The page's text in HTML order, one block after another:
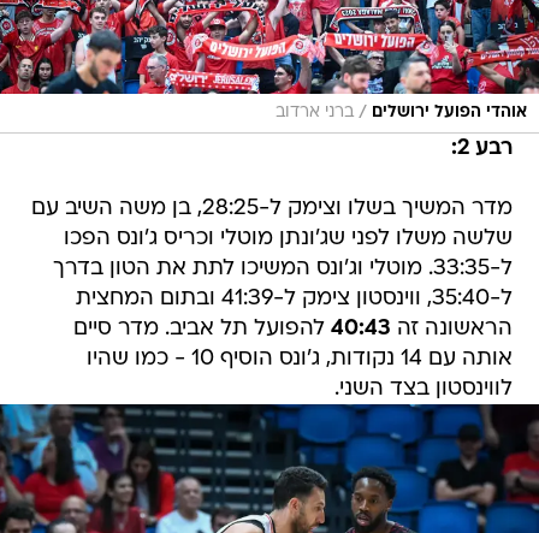
אוהדי הפועל ירושלים / ברני ארדוב
רבע 2:
מדר המשיך בשלו וצימק ל-28:25, בן משה השיב עם
שלשה משלו לפני שג'ונתן מוטלי וכריס ג'ונס הפכו
ל-33:35. מוטלי וג'ונס המשיכו לתת את הטון בדרך
ל-35:40, ווינסטון צימק ל-41:39 ובתום המחצית
הראשונה זה 40:43 להפועל תל אביב. מדר סיים
אותה עם 14 נקודות, ג'ונס הוסיף 10 - כמו שהיו
לווינסטון בצד השני.